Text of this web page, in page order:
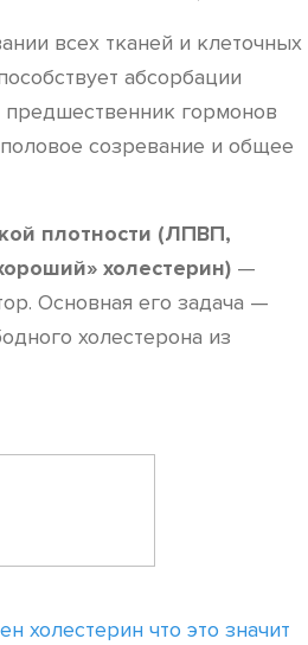
всех тканей и клеточных
абсорбации
гормонов
созревание и общее
плотности (ЛПВП,
холестерин) —
Основная его задача —
холестерона из
холестерин что это значит